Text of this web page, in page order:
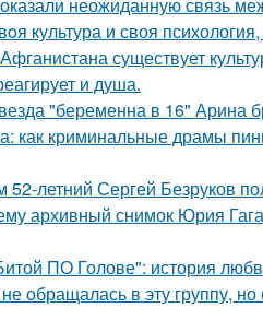
культура и своя
существует
и душа.
"беременна в 16" Арина
как криминальные драмы
52-летний Сергей Безруков
архивный снимок Юрия
ПО Голове": история
обращалась в эту группу,